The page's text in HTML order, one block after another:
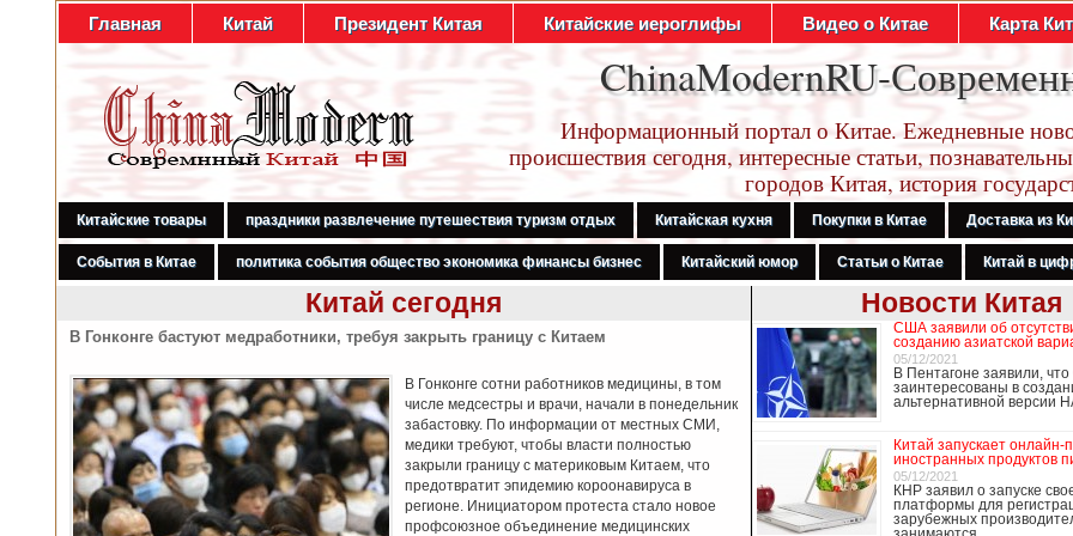
Главная Китай Президент Китая Китайские иероглифы Видео о Китае Карта
ChinaModernRU-
Информационный портал о Китае. Ежедневные
происшествия сегодня, интересные статьи,
городов Китая, история
Китайские товары праздники развлечение путешествия туризм отдых Китайская кухня Покупки в Китае Доставка из
События в Китае политика события общество экономика финансы бизнес Китайский юмор Статьи о Китае Китай в
Китай сегодня
В Гонконге бастуют медработники, требуя закрыть границу с Китаем
В Гонконге сотни работников медицины, в том
числе медсестры и врачи, начали в понедельник
забастовку. По информации от местных СМИ,
медики требуют, чтобы власти полностью
закрыли границу с материковым Китаем, что
предотвратит эпидемию короонавируса в
регионе. Инициатором протеста стало новое
профсоюзное объединение медицинских
Третий год подряд Китай
Германии
Новости Китая
США заявили об
созданию азиатской
05/12/2021
В Пентагоне заявили,
заинтересованы в
альтернативной версии
Китай запускает
иностранных продуктов
05/12/2021
КНР заявил о запуске
платформы для
зарубежных